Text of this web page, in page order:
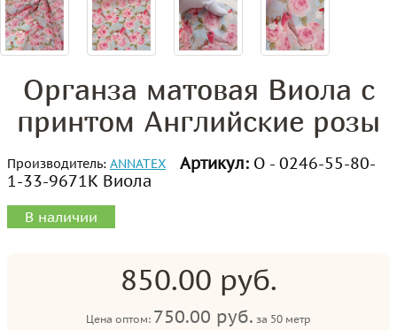
Органза матовая Виола с
принтом Английские розы
Производитель: ANNATEX Артикул: О - 0246-55-80-
1-33-9671К Виола
В наличии
850.00 руб.
Цена оптом: 750.00 руб. за 50 метр